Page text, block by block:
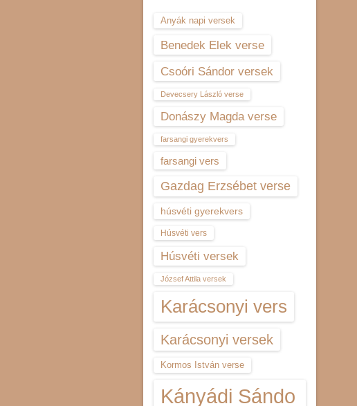
Anyák napi versek
Benedek Elek verse
Csoóri Sándor versek
Devecsery László verse
Donászy Magda verse
farsangi gyerekvers
farsangi vers
Gazdag Erzsébet verse
húsvéti gyerekvers
Húsvéti vers
Húsvéti versek
József Attila versek
Karácsonyi vers
Karácsonyi versek
Kormos István verse
Kányádi Sándo